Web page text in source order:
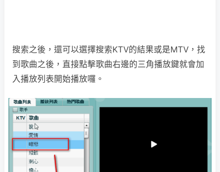
搜索之後，還可以選擇搜索KTV的結果或是MTV，找
到歌曲之後，直接點擊歌曲右邊的三角播放鍵就會加
入播放列表開始播放囉。